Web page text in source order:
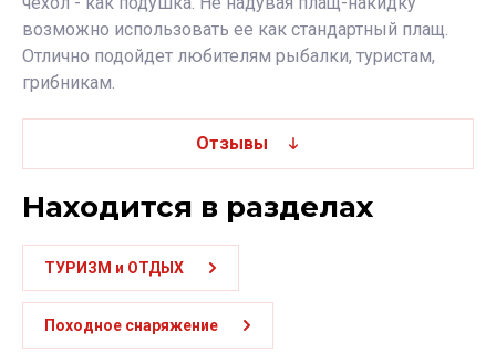
возможно использовать ее как стандартный плащ.
Отлично подойдет любителям рыбалки, туристам,
грибникам.
Отзывы
Находится в разделах
ТУРИЗМ и ОТДЫХ
Походное снаряжение